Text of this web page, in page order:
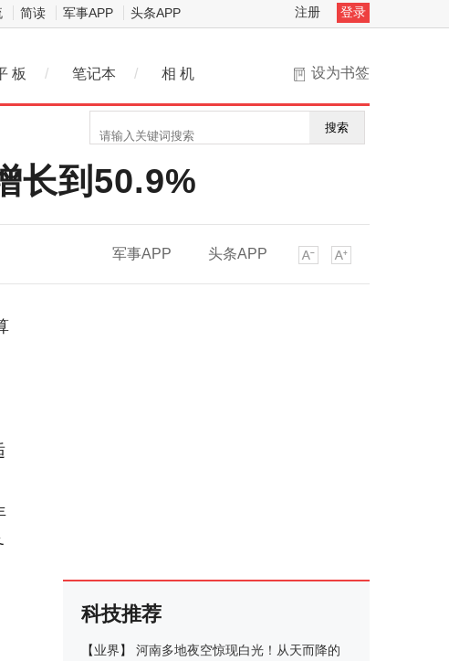
简读 军事APP 头条APP 注册 登录
设为书签
板 / 笔记本 / 相 机
搜索
长到50.9%
军事APP 头条APP
科技推荐
【业界】
河南多地夜空惊现白光！从天而降的